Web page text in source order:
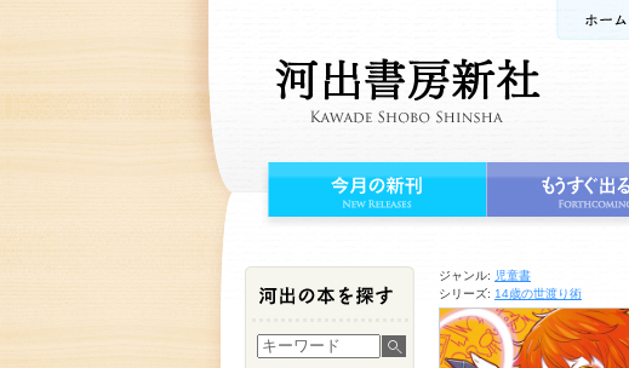
ジャンル: 児童書
シリーズ: 14歳の世渡り術